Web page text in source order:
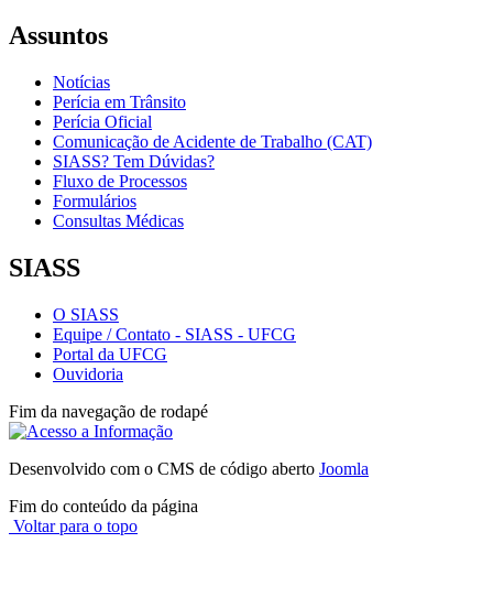
Assuntos
Notícias
Perícia em Trânsito
Perícia Oficial
Comunicação de Acidente de Trabalho (CAT)
SIASS? Tem Dúvidas?
Fluxo de Processos
Formulários
Consultas Médicas
SIASS
O SIASS
Equipe / Contato - SIASS - UFCG
Portal da UFCG
Ouvidoria
Fim da navegação de rodapé
Desenvolvido com o CMS de código aberto Joomla
Fim do conteúdo da página
Voltar para o topo